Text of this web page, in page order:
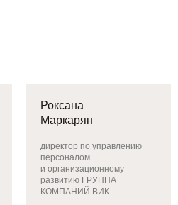
Роксана
Маркарян
директор по управлению
персоналом
и организационному
развитию ГРУППА
КОМПАНИЙ ВИК